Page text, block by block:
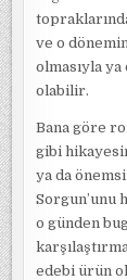
ve o
olmasıyla
olabilir.
Bana göre
gibi
ya da
Sorgun’unu
o günden
edebi ürün